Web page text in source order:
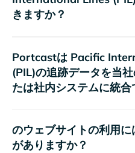
きますか？
Portcastは
の追跡データを当
たは社内システムに統合
のウェブサイトの利用に
がありますか？